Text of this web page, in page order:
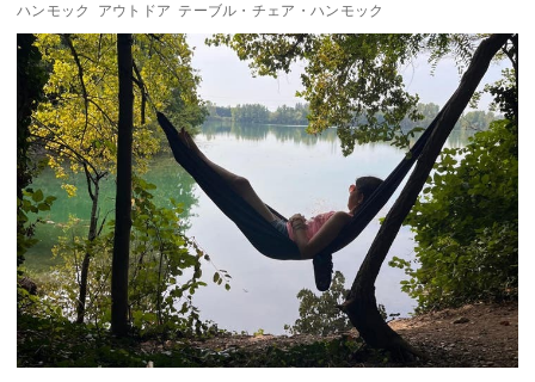
ハンモック アウトドア テーブル・チェア・ハンモック